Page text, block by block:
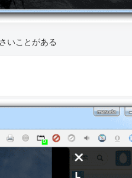
いことがある